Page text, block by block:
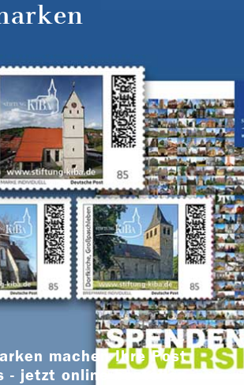
machen Ihre Post
- jetzt online bestellen